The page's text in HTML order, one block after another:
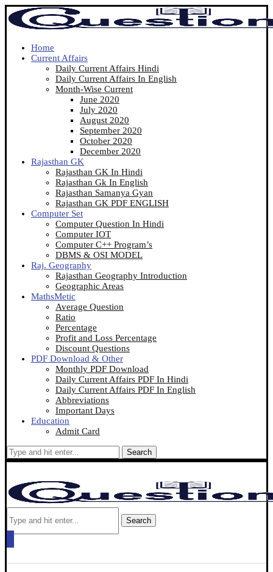
Home
Current Affairs
Daily Current Affairs Hindi
Daily Current Affairs In English
Month-Wise Current
June 2020
July 2020
August 2020
September 2020
October 2020
December 2020
Rajasthan GK
Rajasthan GK In Hindi
Rajasthan Gk In English
Rajasthan Samanya Gyan
Rajasthan GK PDF ENGLISH
Computer Set
Computer Question In Hindi
Computer IOT
Computer C++ Program’s
DBMS & OSI MODEL
Raj. Geography
Rajasthan Geography Introduction
Geographic Areas
MathsMetic
Average Question
Ratio
Percentage
Profit and Loss Percentage
Discount Questions
PDF Download & Other
Monthly PDF Download
Daily Current Affairs PDF In Hindi
Daily Current Affairs PDF In English
Abbreviations
Important Days
Education
Admit Card
Search
Search